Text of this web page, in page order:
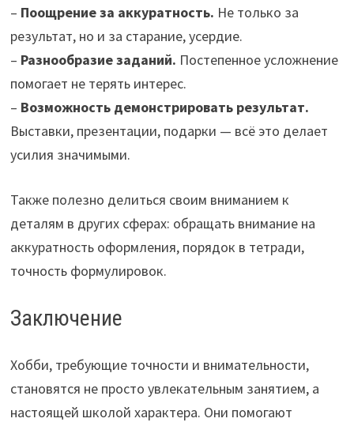
– Поощрение за аккуратность. Не только за
результат, но и за старание, усердие.
– Разнообразие заданий. Постепенное усложнение
помогает не терять интерес.
– Возможность демонстрировать результат.
Выставки, презентации, подарки — всё это делает
усилия значимыми.
Также полезно делиться своим вниманием к
деталям в других сферах: обращать внимание на
аккуратность оформления, порядок в тетради,
точность формулировок.
Заключение
Хобби, требующие точности и внимательности,
становятся не просто увлекательным занятием, а
настоящей школой характера. Они помогают